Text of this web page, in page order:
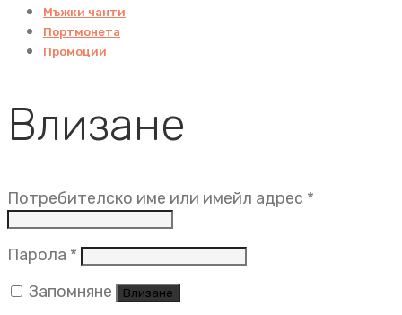
Мъжки чанти
Портмонета
Промоции
Влизане
Потребителско име или имейл адрес *
Парола * Задължително
Запомняне
Влизане